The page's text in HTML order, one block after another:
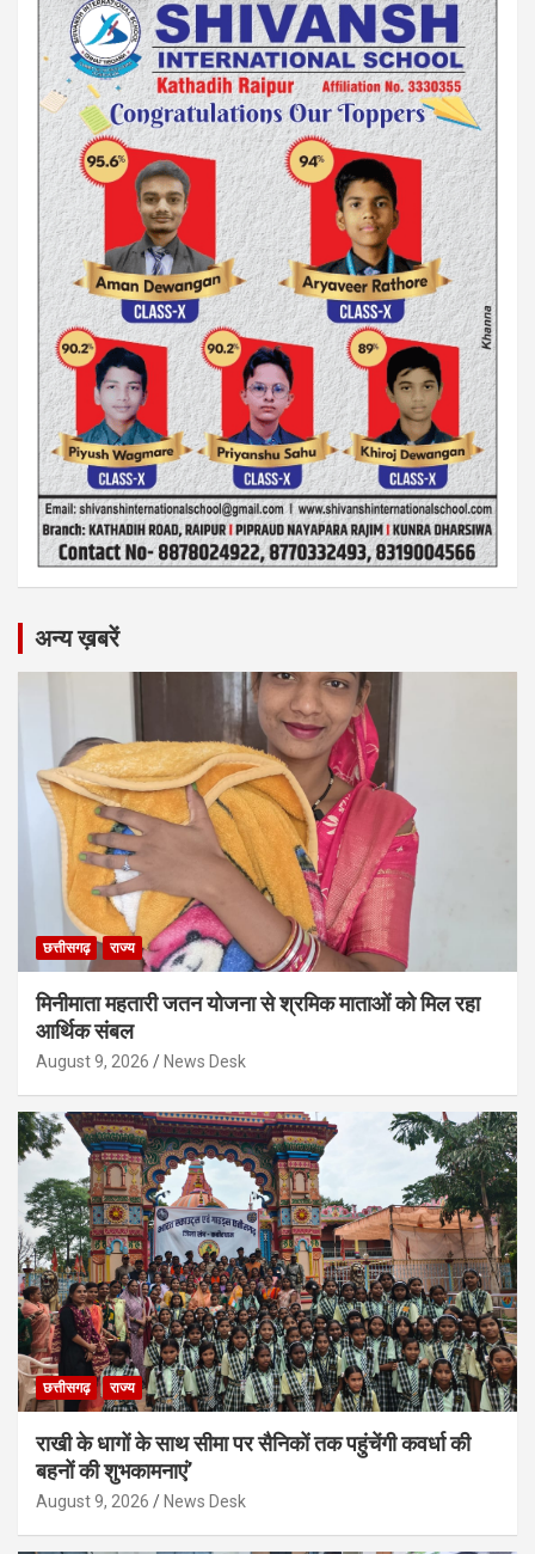
अन्य ख़बरें
छत्तीसगढ़ राज्य
मिनीमाता महतारी जतन योजना से श्रमिक माताओं को मिल रहा
आर्थिक संबल
August 9, 2026 News Desk
छत्तीसगढ़ राज्य
राखी के धागों के साथ सीमा पर सैनिकों तक पहुंचेंगी कवर्धा की
बहनों की शुभकामनाएं’
August 9, 2026 News Desk